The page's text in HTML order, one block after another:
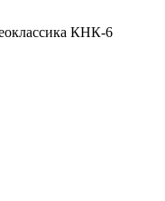
КНК-6